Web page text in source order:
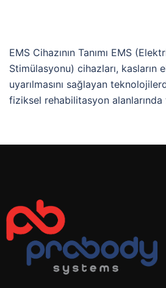
EMS Cihazının Tanımı EMS
Stimülasyonu) cihazları, kasların
uyarılmasını sağlayan
fiziksel rehabilitasyon